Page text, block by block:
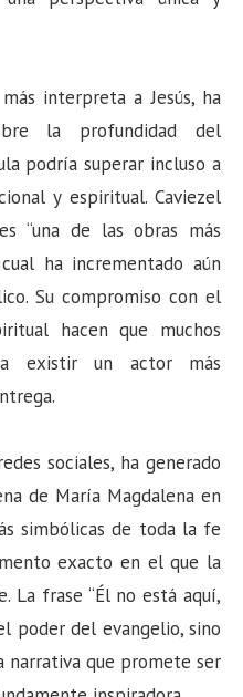
interpreta a Jesús, ha
la profundidad del
podría superar incluso a
y espiritual. Caviezel
“una de las obras más
ha incrementado aún
Su compromiso con el
hacen que muchos
existir un actor más
sociales, ha generado
de María Magdalena en
simbólicas de toda la fe
exacto en el que la
La frase “Él no está aquí,
poder del evangelio, sino
narrativa que promete ser